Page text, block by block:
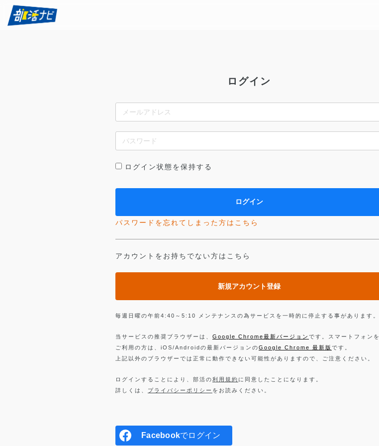
ログイン
ログイン状態を保持する
パスワードを忘れてしまった方はこちら
アカウントをお持ちでない方はこちら
新規アカウント登録
毎週日曜の午前4:40～5:10 メンテナンスの為サービスを一時的に停止する事があります。
当サービスの推奨ブラウザーは、 Google Chrome最新バージョン です。スマートフォンを
ご利用の方は、iOS/Androidの最新バージョンのGoogle Chrome 最新版 です。
上記以外のブラウザーでは正常に動作できない可能性がありますので、ご注意ください。
ログインすることにより、部活の利用規約 に同意したことになります。
詳しくは、 プライバシーポリシー をお読みください。
Facebookでログイン